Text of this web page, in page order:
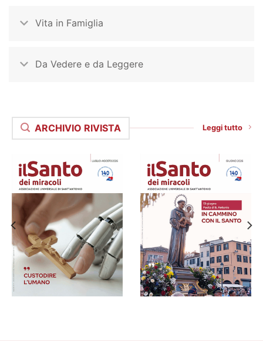
Vita in Famiglia
Da Vedere e da Leggere
ARCHIVIO RIVISTA Leggi tutto